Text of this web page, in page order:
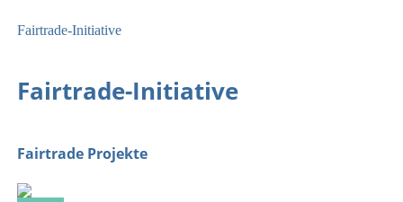
Fairtrade-Initiative
Fairtrade-Initiative
Fairtrade Projekte